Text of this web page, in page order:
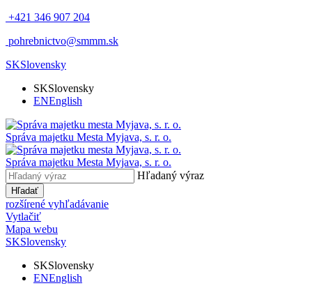
+421 346 907 204
pohrebnictvo@smmm.sk
SKSlovensky
SKSlovensky
ENEnglish
Správa majetku Mesta Myjava, s. r. o.
Správa majetku Mesta Myjava, s. r. o.
Hľadaný výraz
Hľadať
rozšírené vyhľadávanie
Vytlačiť
Mapa webu
SKSlovensky
SKSlovensky
ENEnglish